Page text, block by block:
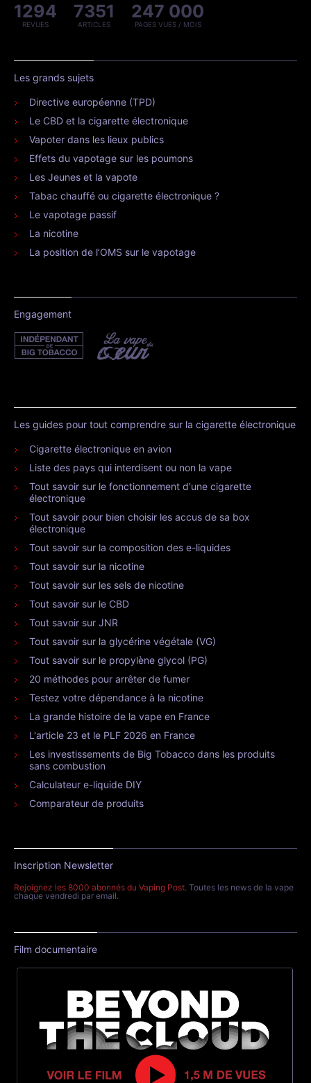
1294
REVUES
7351
ARTICLES
247 000
PAGES VUES / MOIS
Les grands sujets
Directive européenne (TPD)
Le CBD et la cigarette électronique
Vapoter dans les lieux publics
Effets du vapotage sur les poumons
Les Jeunes et la vapote
Tabac chauffé ou cigarette électronique ?
Le vapotage passif
La nicotine
La position de l’OMS sur le vapotage
Engagement
Les guides pour tout comprendre sur la cigarette électronique
Cigarette électronique en avion
Liste des pays qui interdisent ou non la vape
Tout savoir sur le fonctionnement d'une cigarette
électronique
Tout savoir pour bien choisir les accus de sa box
électronique
Tout savoir sur la composition des e-liquides
Tout savoir sur la nicotine
Tout savoir sur les sels de nicotine
Tout savoir sur le CBD
Tout savoir sur JNR
Tout savoir sur la glycérine végétale (VG)
Tout savoir sur le propylène glycol (PG)
20 méthodes pour arrêter de fumer
Testez votre dépendance à la nicotine
La grande histoire de la vape en France
L'article 23 et le PLF 2026 en France
Les investissements de Big Tobacco dans les produits
sans combustion
Calculateur e-liquide DIY
Comparateur de produits
Inscription Newsletter
Rejoignez les 8000 abonnés du Vaping Post. Toutes les news de la vape
chaque vendredi par email.
Film documentaire